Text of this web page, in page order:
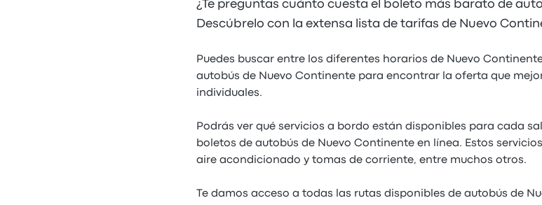
¿Te preguntas cuánto cuesta el boleto más barato de
Descúbrelo con la extensa lista de tarifas de Nuevo
Puedes buscar entre los diferentes horarios de Nuevo
autobús de Nuevo Continente para encontrar la oferta que
individuales.
Podrás ver qué servicios a bordo están disponibles para cada
boletos de autobús de Nuevo Continente en línea. Estos
aire acondicionado y tomas de corriente, entre muchos otros.
Te damos acceso a todas las rutas disponibles de autobús de